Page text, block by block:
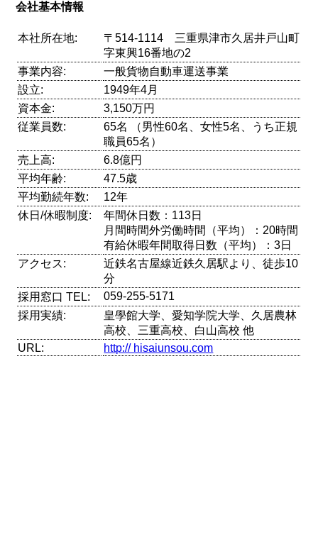
会社基本情報
本社所在地:
〒514-1114 三重県津市久居井戸山町
字東興16番地の2
事業内容:
一般貨物自動車運送事業
設立:
1949年4月
資本金:
3,150万円
従業員数:
65名 （男性60名、女性5名、うち正規
職員65名）
売上高:
6.8億円
平均年齢:
47.5歳
平均勤続年数:
12年
休日/休暇制度:
年間休日数：113日
月間時間外労働時間（平均）：20時間
有給休暇年間取得日数（平均）：3日
アクセス:
近鉄名古屋線近鉄久居駅より、徒歩10
分
採用窓口 TEL:
059-255-5171
採用実績:
皇學館大学、愛知学院大学、久居農林
高校、三重高校、白山高校 他
URL:
http:// hisaiunsou.com